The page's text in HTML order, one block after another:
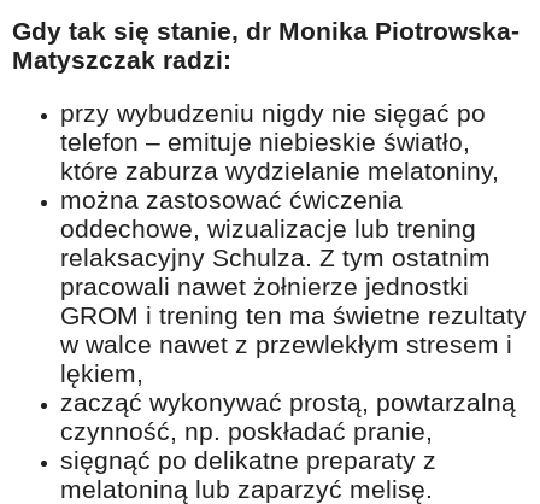
Gdy tak się stanie, dr Monika Piotrowska-
Matyszczak radzi:
przy wybudzeniu nigdy nie sięgać po
telefon – emituje niebieskie światło,
które zaburza wydzielanie melatoniny,
można zastosować ćwiczenia
oddechowe, wizualizacje lub trening
relaksacyjny Schulza. Z tym ostatnim
pracowali nawet żołnierze jednostki
GROM i trening ten ma świetne rezultaty
w walce nawet z przewlekłym stresem i
lękiem,
zacząć wykonywać prostą, powtarzalną
czynność, np. poskładać pranie,
sięgnąć po delikatne preparaty z
melatoniną lub zaparzyć melisę.